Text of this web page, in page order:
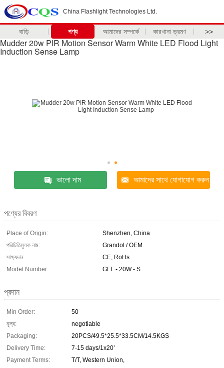
China Flashlight Technologies Ltd.
বাড়ি পণ্য আমাদের সম্পর্কে কারখানা ভ্রমণ >>
Mudder 20w PIR Motion Sensor Warm White LED Flood Light
Induction Sense Lamp
ভালো দাম আমাদের সাথে যোগাযোগ করুন
পণ্যের বিবরণ
Place of Origin:
Shenzhen, China
পরিচিতিমুলক নাম:
Grandol / OEM
সাক্ষ্যদান:
CE, RoHs
Model Number:
GFL - 20W - S
প্রদান
Min Order:
50
মূল্য:
negotiable
Packaging:
20PCS/49.5*25.5*33.5CM/14.5KGS
Delivery Time:
7-15 days/1x20’
Payment Terms:
T/T, Western Union,